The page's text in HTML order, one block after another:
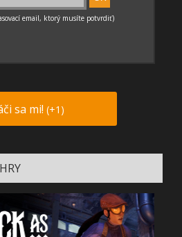
sa mi! (+1)